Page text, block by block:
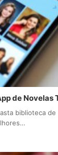
de Novelas
biblioteca